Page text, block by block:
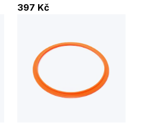
397 Kč